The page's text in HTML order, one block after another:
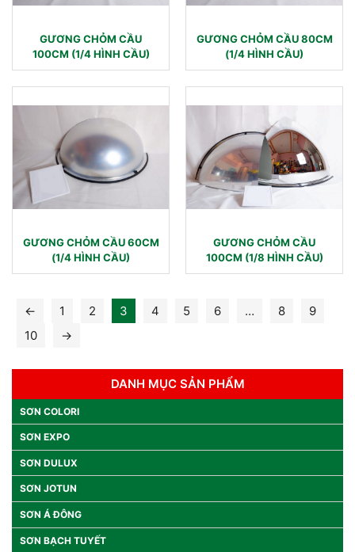
GƯƠNG CHỎM CẦU
100CM (1/4 HÌNH CẦU)
GƯƠNG CHỎM CẦU 80CM
(1/4 HÌNH CẦU)
GƯƠNG CHỎM CẦU 60CM
(1/4 HÌNH CẦU)
GƯƠNG CHỎM CẦU
100CM (1/8 HÌNH CẦU)
← 1 2 3 4 5 6 … 8
9
10
→
DANH MỤC SẢN PHẨM
SƠN COLORI
SƠN EXPO
SƠN DULUX
SƠN JOTUN
SƠN Á ĐÔNG
SƠN BẠCH TUYẾT